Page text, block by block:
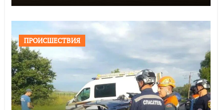
ПРОИСШЕСТВИЯ